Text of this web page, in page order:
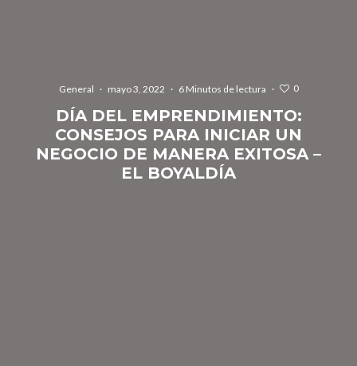
General · mayo 3, 2022 · 6 Minutos de lectura · 0
DÍA DEL EMPRENDIMIENTO:
CONSEJOS PARA INICIAR UN
NEGOCIO DE MANERA EXITOSA –
EL BOYALDÍA